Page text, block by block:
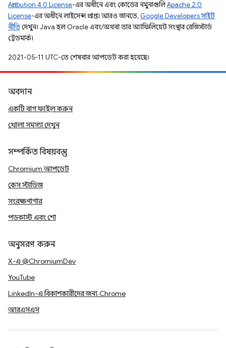
Attribution 4.0 License-এর অধীনে এবং কোডের নমুনাগুলিApache 2.0
License-এর অধীনে লাইসেন্স প্রাপ্ত। আরও জানতে, Google Developers সাইট
নীতিদেখুন। Java হল Oracle এবং/অথবা তার অ্যাফিলিয়েট সংস্থার রেজিস্টার্ড
ট্রেডমার্ক।
2021-05-11 UTC-তে শেষবার আপডেট করা হয়েছে।
অবদান
একটি বাগ ফাইল করুন
খোলা সমস্যা দেখুন
সম্পর্কিত বিষয়বস্তু
Chromium আপডেট
কেস স্টাডিজ
সংরক্ষণাগার
পডকাস্ট এবং শো
অনুসরণ করুন
X-এ @ChromiumDev
YouTube
LinkedIn-এ বিকাশকারীদের জন্য Chrome
আরএসএস